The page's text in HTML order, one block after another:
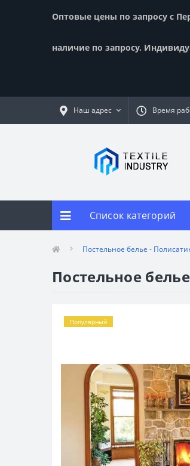
Оптовые цены по запросу с
наличие по запросу.
Наш адрес Время
Список категорий
Постельное белье -
Постельное
Популярный